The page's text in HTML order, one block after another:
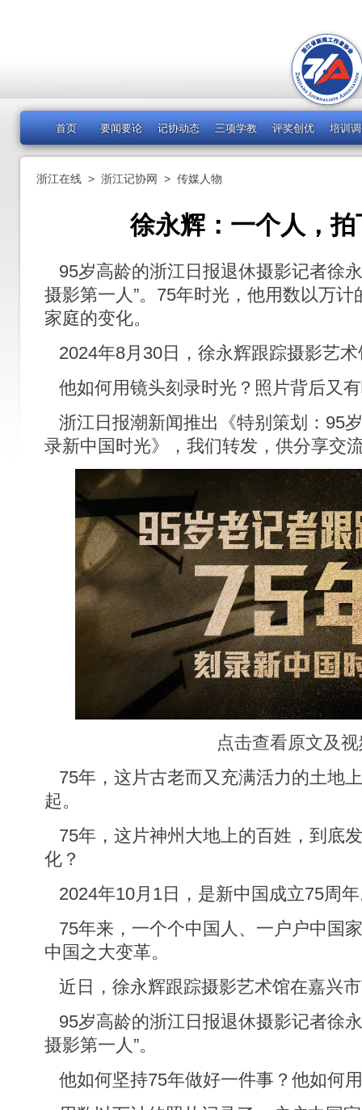
首页 要闻要论 记协动态 三项学教 评奖创优 培训
浙江在线 > 浙江记协网 > 传媒人物
徐永辉：一个人，
95岁高龄的浙江日报退休摄影记者徐
摄影第一人”。75年时光，他用数以万
家庭的变化。
2024年8月30日，徐永辉跟踪摄影艺
他如何用镜头刻录时光？照片背后又
浙江日报潮新闻推出《特别策划：95
录新中国时光》，我们转发，供分享交
点击查看原文及
75年，这片古老而又充满活力的土地
起。
75年，这片神州大地上的百姓，到底
化？
2024年10月1日，是新中国成立75周
75年来，一个个中国人、一户户中国
中国之大变革。
近日，徐永辉跟踪摄影艺术馆在嘉兴
95岁高龄的浙江日报退休摄影记者徐
摄影第一人”。
他如何坚持75年做好一件事？他如何